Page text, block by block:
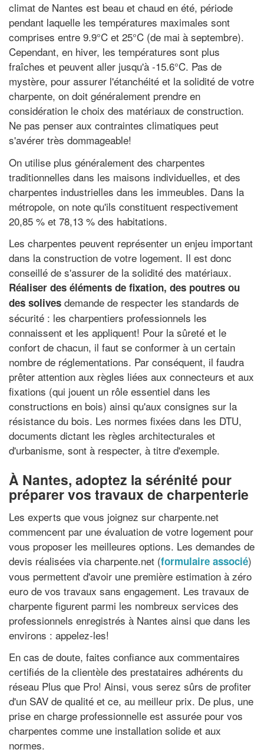
climat de Nantes est beau et chaud en été, période
pendant laquelle les températures maximales sont
comprises entre 9.9°C et 25°C (de mai à septembre).
Cependant, en hiver, les températures sont plus
fraîches et peuvent aller jusqu'à -15.6°C. Pas de
mystère, pour assurer l'étanchéité et la solidité de votre
charpente, on doit généralement prendre en
considération le choix des matériaux de construction.
Ne pas penser aux contraintes climatiques peut
s'avérer très dommageable!
On utilise plus généralement des charpentes
traditionnelles dans les maisons individuelles, et des
charpentes industrielles dans les immeubles. Dans la
métropole, on note qu'ils constituent respectivement
20,85 % et 78,13 % des habitations.
Les charpentes peuvent représenter un enjeu important
dans la construction de votre logement. Il est donc
conseillé de s'assurer de la solidité des matériaux.
Réaliser des éléments de fixation, des poutres ou
des solives demande de respecter les standards de
sécurité : les charpentiers professionnels les
connaissent et les appliquent! Pour la sûreté et le
confort de chacun, il faut se conformer à un certain
nombre de réglementations. Par conséquent, il faudra
prêter attention aux règles liées aux connecteurs et aux
fixations (qui jouent un rôle essentiel dans les
constructions en bois) ainsi qu'aux consignes sur la
résistance du bois. Les normes fixées dans les DTU,
documents dictant les règles architecturales et
d'urbanisme, sont à respecter, à titre d'exemple.
À Nantes, adoptez la sérénité pour
préparer vos travaux de charpenterie
Les experts que vous joignez sur charpente.net
commencent par une évaluation de votre logement pour
vous proposer les meilleures options. Les demandes de
devis réalisées via charpente.net (formulaire associé)
vous permettent d'avoir une première estimation à zéro
euro de vos travaux sans engagement. Les travaux de
charpente figurent parmi les nombreux services des
professionnels enregistrés à Nantes ainsi que dans les
environs : appelez-les!
En cas de doute, faites confiance aux commentaires
certifiés de la clientèle des prestataires adhérents du
réseau Plus que Pro! Ainsi, vous serez sûrs de profiter
d'un SAV de qualité et ce, au meilleur prix. De plus, une
prise en charge professionnelle est assurée pour vos
charpentes comme une installation solide et aux
normes.